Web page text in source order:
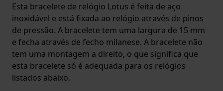
Esta bracelete de relógio Lotus é feita de aço
inoxidável e está fixada ao relógio através de pinos
de pressão. A bracelete tem uma largura de 15 mm
e fecha através de fecho milanese. A bracelete não
tem uma montagem a direito, o que significa que
esta bracelete só é adequada para os relógios
listados abaixo.